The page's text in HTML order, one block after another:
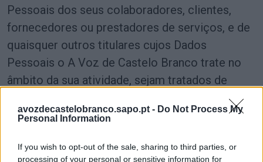
avozdecastelobranco.sapo.pt - Do Not Process My
Personal Information
If you wish to opt-out of the sale, sharing to third parties, or
processing of your personal or sensitive information for
Pessoais dos seus colaboradores, clientes,
fornecedores ou prestadores de serviços, e de
quaisquer outros titulares cujos Dados
Pessoais o A Voz de Castelo Branco trate no
âmbito da sua atividade, sejam tratados de
acordo com as normas regulamentares e legais
em vigor e conservados em segurança.